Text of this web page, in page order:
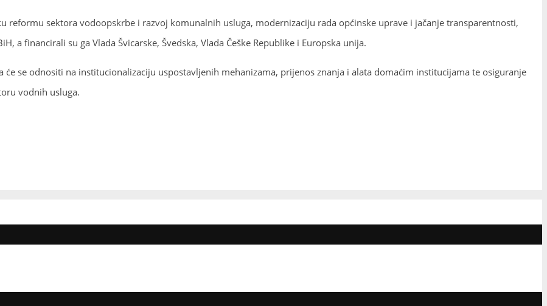
reformu sektora vodoopskrbe i razvoj komunalnih usluga, modernizaciju rada općinske uprave i jačanje transparentnosti,
a financirali su ga Vlada Švicarske, Švedska, Vlada Češke Republike i Europska unija.
se odnositi na institucionalizaciju uspostavljenih mehanizama, prijenos znanja i alata domaćim institucijama te osiguranje
vodnih usluga.